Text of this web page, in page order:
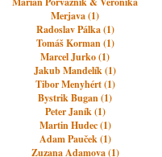
Merjava (1)
Radoslav Pálka (1)
Tomáš Korman (1)
Marcel Jurko (1)
Jakub Mandelík (1)
Tibor Menyhért (1)
Bystrik Bugan (1)
Peter Janík (1)
Martin Hudec (1)
Adam Pauček (1)
Zuzana Adamova (1)